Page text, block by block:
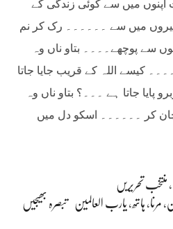
اپنوں میں سے کوئی زندگی کے
میں سے ۔۔۔۔۔۔ رک کر نم
سے پوچھے۔۔۔۔ بتاو ناں وہ
کیسے اللہ کے قریب جایا جاتا
پایا جاتا ہے ۔۔۔؟ بتاو ناں وہ
کر ۔۔۔۔۔۔ اسکو دل میں
، منتخب تحریریں
، مرنا، ہاتھ، یارب العالمین تبصرہ بھیجیں